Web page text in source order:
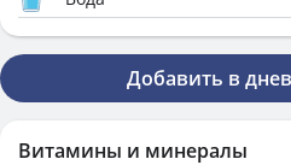
Добавить в
Витамины и минералы